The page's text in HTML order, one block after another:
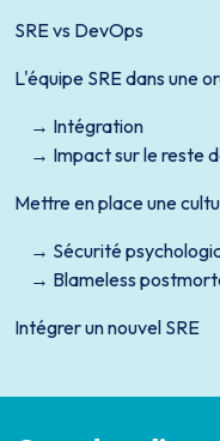
SRE vs DevOps
L'équipe SRE dans une
Intégration
Impact sur le reste
Mettre en place une
Sécurité
Blameless
Intégrer un nouvel SRE